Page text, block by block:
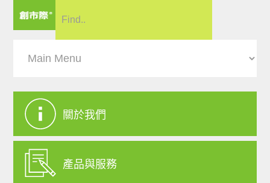
關於我們
產品與服務